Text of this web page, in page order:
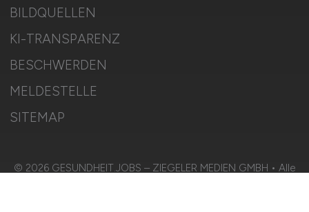
BILDQUELLEN
KI-TRANSPARENZ
BESCHWERDEN
MELDESTELLE
SITEMAP
© 2026 GESUNDHEIT.JOBS – ZIEGELER MEDIEN GMBH • Alle